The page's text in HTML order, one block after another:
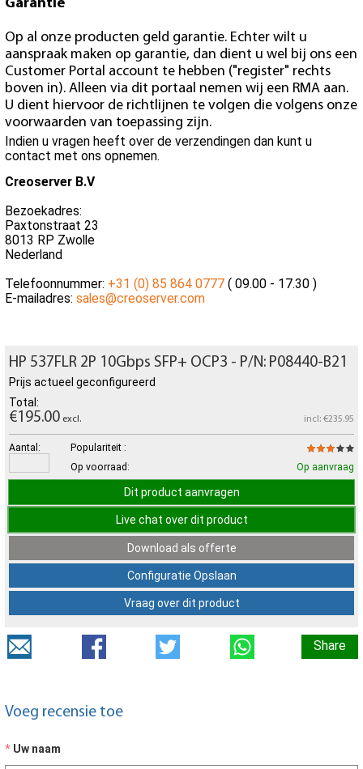
Garantie
Op al onze producten geld garantie. Echter wilt u
aanspraak maken op garantie, dan dient u wel bij ons een
Customer Portal account te hebben ("register" rechts
boven in). Alleen via dit portaal nemen wij een RMA aan.
U dient hiervoor de richtlijnen te volgen die volgens onze
voorwaarden van toepassing zijn.
Indien u vragen heeft over de verzendingen dan kunt u
contact met ons opnemen.
Creoserver B.V
Bezoekadres:
Paxtonstraat 23
8013 RP Zwolle
Nederland
Telefoonnummer: +31 (0) 85 864 0777 ( 09.00 - 17.30 )
E-mailadres: sales@creoserver.com
HP 537FLR 2P 10Gbps SFP+ OCP3 - P/N: P08440-B21
Prijs actueel geconfigureerd
Total:
€195.00 excl. incl: €235.95
Aantal:
Populariteit :
Op voorraad:
Op aanvraag
Dit product aanvragen
Live chat over dit product
Download als offerte
Configuratie Opslaan
Vraag over dit product
Share
Voeg recensie toe
Uw naam